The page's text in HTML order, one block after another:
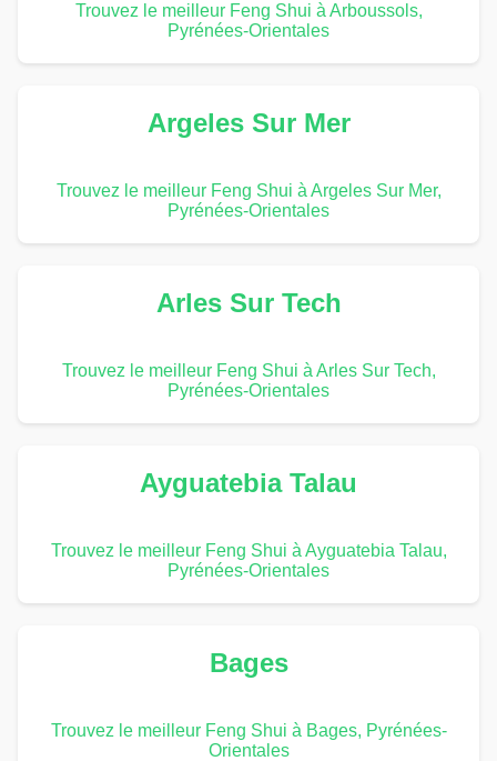
Trouvez le meilleur Feng Shui à Arboussols,
Pyrénées-Orientales
Argeles Sur Mer
Trouvez le meilleur Feng Shui à Argeles Sur Mer,
Pyrénées-Orientales
Arles Sur Tech
Trouvez le meilleur Feng Shui à Arles Sur Tech,
Pyrénées-Orientales
Ayguatebia Talau
Trouvez le meilleur Feng Shui à Ayguatebia Talau,
Pyrénées-Orientales
Bages
Trouvez le meilleur Feng Shui à Bages, Pyrénées-
Orientales